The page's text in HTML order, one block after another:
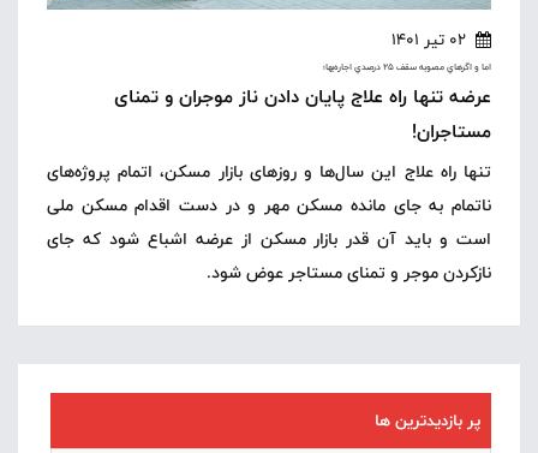
02 تیر 1401
اما و اگرهاي مصوبه سقف 25 درصدي اجاره‌بها؛
عرضه تنها راه علاج پایان دادن ناز موجران و تمنای
مستاجران!
تنها راه علاج این سال‌ها و روزهای بازار مسکن، اتمام پروژه‌های
ناتمام به جای مانده مسکن مهر و در دست اقدام مسکن ملی
است و باید آن قدر بازار مسکن از عرضه اشباع شود که جای
نازکردن موجر و تمنای مستاجر عوض شود.
پر بازدیدترین ها